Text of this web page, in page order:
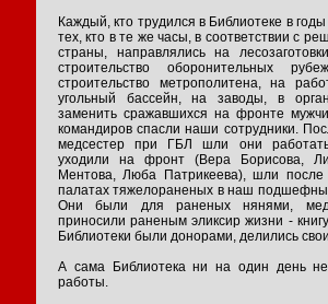
Каждый, кто трудился в Библиотеке в
тех, кто в те же часы, в соответствии с
страны, направлялись на
строительство оборонительных
строительство метрополитена, на
угольный бассейн, на заводы, в
заменить сражавшихся на фронте
командиров спасли наши сотрудники.
медсестер при ГБЛ шли они работать
уходили на фронт (Вера Борисова,
Ментова, Люба Патрикеева), шли
палатах тяжелораненых в наш
Они были для раненых нянями,
приносили раненым эликсир жизни -
Библиотеки были донорами, делились
А сама Библиотека ни на один день
работы.